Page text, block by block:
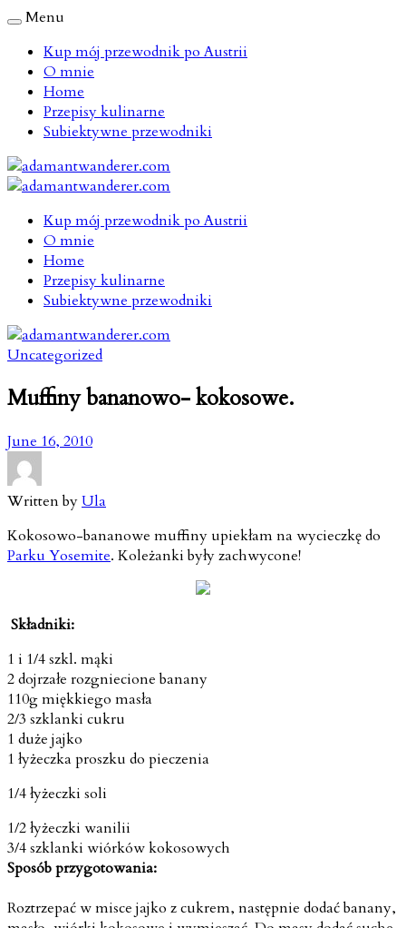
Menu
Kup mój przewodnik po Austrii
O mnie
Home
Przepisy kulinarne
Subiektywne przewodniki
Kup mój przewodnik po Austrii
O mnie
Home
Przepisy kulinarne
Subiektywne przewodniki
Uncategorized
Muffiny bananowo- kokosowe.
June 16, 2010
Written byUla
Kokosowo-bananowe muffiny upiekłam na wycieczkę do
Parku Yosemite. Koleżanki były zachwycone!
Składniki:
1 i 1/4 szkl. mąki
2 dojrzałe rozgniecione banany
110g miękkiego masła
2/3 szklanki cukru
1 duże jajko
1 łyżeczka proszku do pieczenia
1/4 łyżeczki soli
1/2 łyżeczki wanilii
3/4 szklanki wiórków kokosowych
Sposób przygotowania:
Roztrzepać w misce jajko z cukrem, następnie dodać banany,